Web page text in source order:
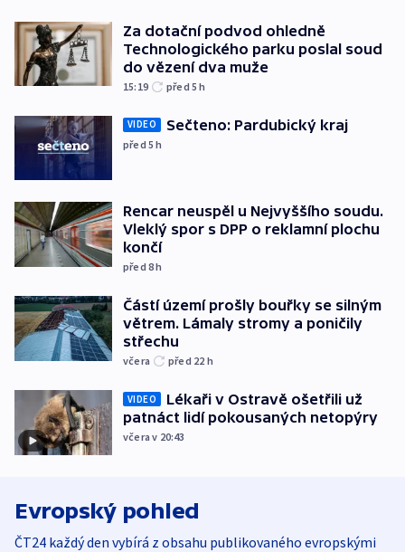
Za dotační podvod ohledně
Technologického parku poslal soud
do vězení dva muže
15:19 před 5h
VIDEO Sečteno: Pardubický kraj
před 5h
Rencar neuspěl u Nejvyššího soudu.
Vleklý spor s DPP o reklamní plochu
končí
před 8h
Částí území prošly bouřky se silným
větrem. Lámaly stromy a poničily
střechu
včera před 22 h
VIDEO
Lékaři v Ostravě ošetřili už
patnáct lidí pokousaných netopýry
včera v 20:43
Evropský pohled
ČT24 každý den vybírá z obsahu publikovaného evropskými